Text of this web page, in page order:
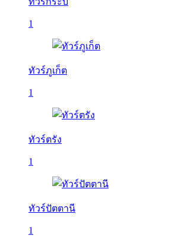
1
ทัวร์ภูเก็ต
1
ทัวร์ตรัง
1
ทัวร์ปัตตานี
1